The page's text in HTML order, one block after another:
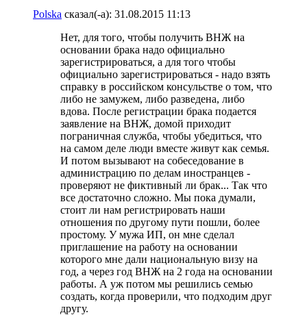
Polska сказал(-а): 31.08.2015 11:13
Нет, для того, чтобы получить ВНЖ на
основании брака надо официально
зарегистрироваться, а для того чтобы
официально зарегистрироваться - надо взять
справку в российском консульстве о том, что
либо не замужем, либо разведена, либо
вдова. После регистрации брака подается
заявление на ВНЖ, домой приходит
пограничная служба, чтобы убедиться, что
на самом деле люди вместе живут как семья.
И потом вызывают на собеседование в
администрацию по делам иностранцев -
проверяют не фиктивный ли брак... Так что
все достаточно сложно. Мы пока думали,
стоит ли нам регистрировать наши
отношения по другому пути пошли, более
простому. У мужа ИП, он мне сделал
приглашение на работу на основании
которого мне дали национальную визу на
год, а через год ВНЖ на 2 года на основании
работы. А уж потом мы решились семью
создать, когда проверили, что подходим друг
другу.